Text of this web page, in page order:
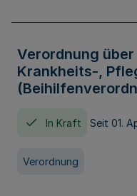
Verordnung
Krankheits-,
In Kraft Seit 01.
Verordnung